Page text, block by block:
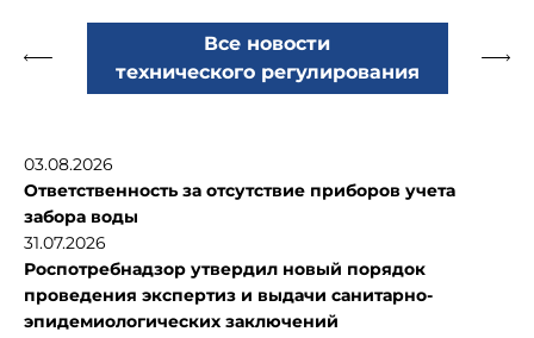
Все новости
технического регулирования
03.08.2026
Ответственность за отсутствие приборов учета
забора воды
31.07.2026
Роспотребнадзор утвердил новый порядок
проведения экспертиз и выдачи санитарно-
эпидемиологических заключений